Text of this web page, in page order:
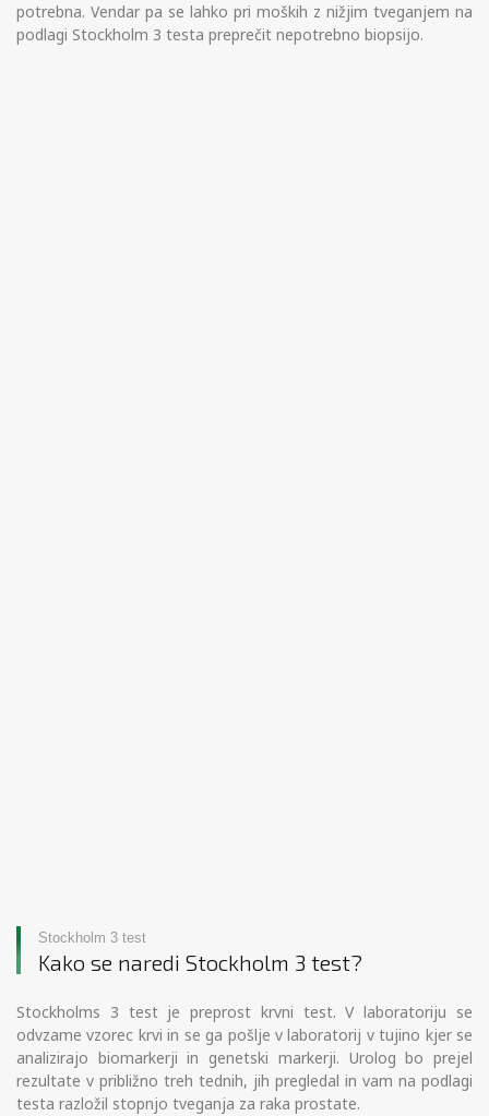
potrebna. Vendar pa se lahko pri moških z nižjim tveganjem na
podlagi Stockholm 3 testa preprečit nepotrebno biopsijo.
Stockholm 3 test
Kako se naredi Stockholm 3 test?
Stockholms 3 test je preprost krvni test. V laboratoriju se
odvzame vzorec krvi in se ga pošlje v laboratorij v tujino kjer se
analizirajo biomarkerji in genetski markerji. Urolog bo prejel
rezultate v približno treh tednih, jih pregledal in vam na podlagi
testa razložil stopnjo tveganja za raka prostate.